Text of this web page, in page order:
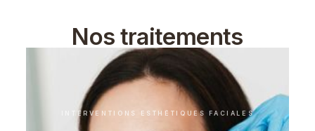
Nos traitements
supplémentaires
INTERVENTIONS ESTHÉTIQUES FACIALES